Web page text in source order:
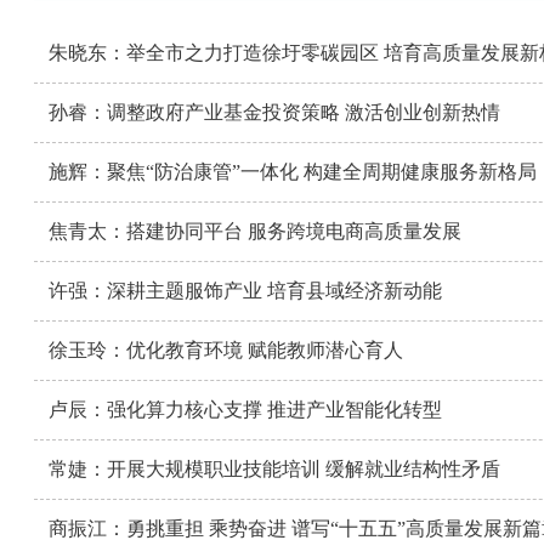
朱晓东：举全市之力打造徐圩零碳园区 培育高质量发展新
孙睿：调整政府产业基金投资策略 激活创业创新热情
施辉：聚焦“防治康管”一体化 构建全周期健康服务新格局
焦青太：搭建协同平台 服务跨境电商高质量发展
许强：深耕主题服饰产业 培育县域经济新动能
徐玉玲：优化教育环境 赋能教师潜心育人
卢辰：强化算力核心支撑 推进产业智能化转型
常婕：开展大规模职业技能培训 缓解就业结构性矛盾
商振江：勇挑重担 乘势奋进 谱写“十五五”高质量发展新